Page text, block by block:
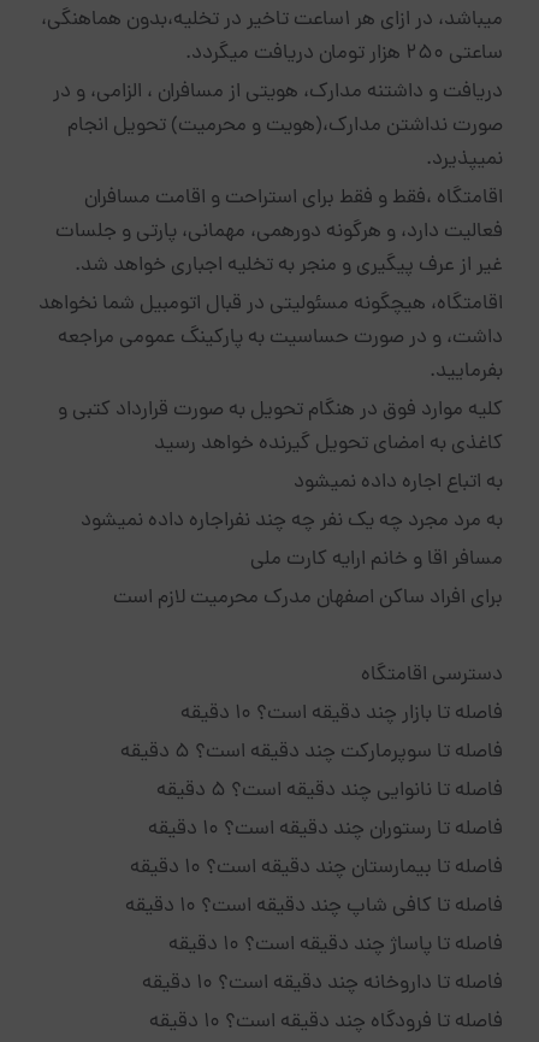
میباشد، در ازای هر ۱ساعت تاخیر در تخلیه،بدون هماهنگی،
ساعتی ۲۵۰ هزار تومان دریافت میگردد.
دریافت و داشتنه مدارک، هویتی از مسافران ، الزامی، و در
صورت نداشتن مدارک،(هویت و محرمیت) تحویل انجام
نمیپذیرد.
اقامتگاه ،فقط و فقط برای استراحت و اقامت مسافران
فعالیت دارد، و هرگونه دورهمی، مهمانی، پارتی و جلسات
غیر از عرف پیگیری و منجر به تخلیه اجباری خواهد شد.
اقامتگاه، هیچگونه مسئولیتی در قبال اتومبیل شما نخواهد
داشت، و در صورت حساسیت به پارکینگ عمومی مراجعه
بفرمایید.
کلیه موارد فوق در هنگام تحویل به صورت قرارداد کتبی و
کاغذی به امضای تحویل گیرنده خواهد رسید
به اتباع اجاره داده نمیشود
به مرد مجرد چه یک نفر چه چند نفراجاره داده نمیشود
مسافر اقا و خانم ارایه کارت ملی
برای افراد ساکن اصفهان مدرک محرمیت لازم است
دسترسی اقامتگاه
فاصله تا بازار چند دقیقه است؟ 10 دقیقه
فاصله تا سوپرمارکت چند دقیقه است؟ 5 دقیقه
فاصله تا نانوایی چند دقیقه است؟ 5 دقیقه
فاصله تا رستوران چند دقیقه است؟ 10 دقیقه
فاصله تا بیمارستان چند دقیقه است؟ 10 دقیقه
فاصله تا کافی شاپ چند دقیقه است؟ 10 دقیقه
فاصله تا پاساژ چند دقیقه است؟ 10 دقیقه
فاصله تا داروخانه چند دقیقه است؟ 10 دقیقه
فاصله تا فرودگاه چند دقیقه است؟ 10 دقیقه